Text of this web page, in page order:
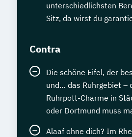
unterschiedlichsten
Sitz, da wirst du
Contra
Die schöne Eifel, der
und… das Ruhrgebiet –
Ruhrpott-Charme in
oder Dortmund muss
Alaaf ohne dich? Im